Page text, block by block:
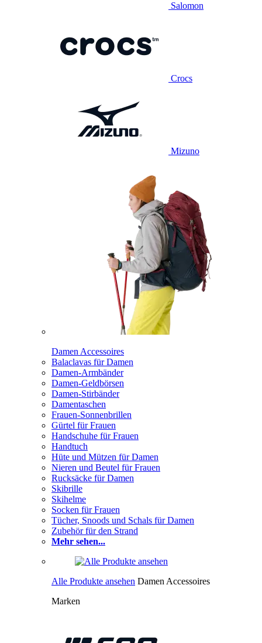
Salomon
Crocs
Mizuno
Damen Accessoires
Balaclavas für Damen
Damen-Armbänder
Damen-Geldbörsen
Damen-Stirbänder
Damentaschen
Frauen-Sonnenbrillen
Gürtel für Frauen
Handschuhe für Frauen
Handtuch
Hüte und Mützen für Damen
Nieren und Beutel für Frauen
Rucksäcke für Damen
Skibrille
Skihelme
Socken für Frauen
Tücher, Snoods und Schals für Damen
Zubehör für den Strand
Mehr sehen...
Alle Produkte ansehen Damen Accessoires
Marken